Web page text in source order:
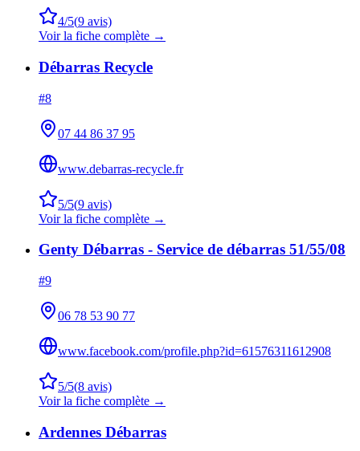
4/5(9 avis)
Voir la fiche complète →
Débarras Recycle
#8
07 44 86 37 95
www.debarras-recycle.fr
5/5(9 avis)
Voir la fiche complète →
Genty Débarras - Service de débarras 51/55/08
#9
06 78 53 90 77
www.facebook.com/profile.php?id=61576311612908
5/5(8 avis)
Voir la fiche complète →
Ardennes Débarras